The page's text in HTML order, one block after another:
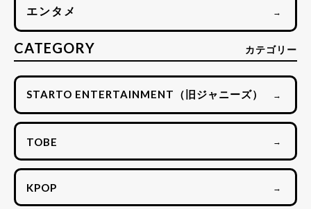
エンタメ →
CATEGORY カテゴリー
STARTO ENTERTAINMENT（旧ジャニーズ） →
TOBE →
KPOP →